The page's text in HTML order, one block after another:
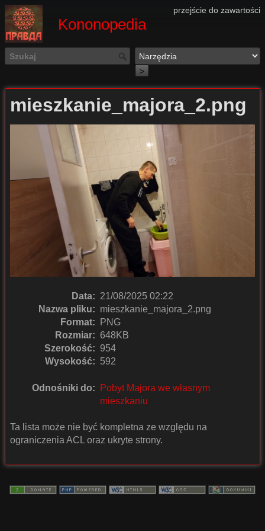
przejście do zawartości
Kononopedia
>
mieszkanie_majora_2.png
Data: 21/08/2025 02:22
Nazwa pliku: mieszkanie_majora_2.png
Format:
PNG
Rozmiar: 648KB
Szerokość: 954
Wysokość: 592
Odnośniki do:
Pobyt Majora we własnym
mieszkaniu
Ta lista może nie być kompletna ze względu na
ograniczenia ACL oraz ukryte strony.